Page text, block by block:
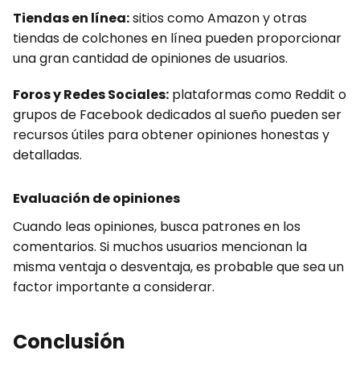
Tiendas en línea:sitios como Amazon y otras
tiendas de colchones en línea pueden proporcionar
una gran cantidad de opiniones de usuarios.
Foros y Redes Sociales: plataformas como Reddit o
grupos de Facebook dedicados al sueño pueden ser
recursos útiles para obtener opiniones honestas y
detalladas.
Evaluación de opiniones
Cuando leas opiniones, busca patrones en los
comentarios. Si muchos usuarios mencionan la
misma ventaja o desventaja, es probable que sea un
factor importante a considerar.
Conclusión